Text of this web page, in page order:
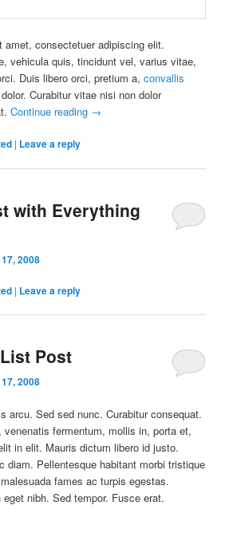
amet, consectetuer adipiscing elit.
vehicula quis, tincidunt vel, varius vitae,
Duis libero orci, pretium a,convallis
Curabitur vitae nisi non dolor
Continue reading →
| Leave a reply
with Everything
2008
| Leave a reply
Post
2008
arcu. Sed sed nunc. Curabitur consequat.
fermentum, mollis in, porta et,
in elit. Mauris dictum libero id justo.
diam. Pellentesque habitant morbi tristique
fames ac turpis egestas.
nibh. Sed tempor. Fusce erat.